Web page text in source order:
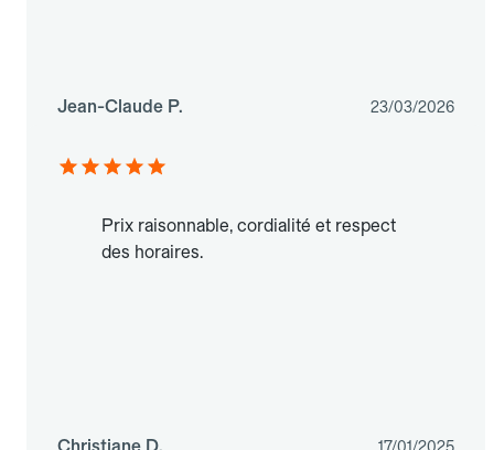
Jean-Claude P. 23/03/2026
Prix raisonnable, cordialité et respect
des horaires.